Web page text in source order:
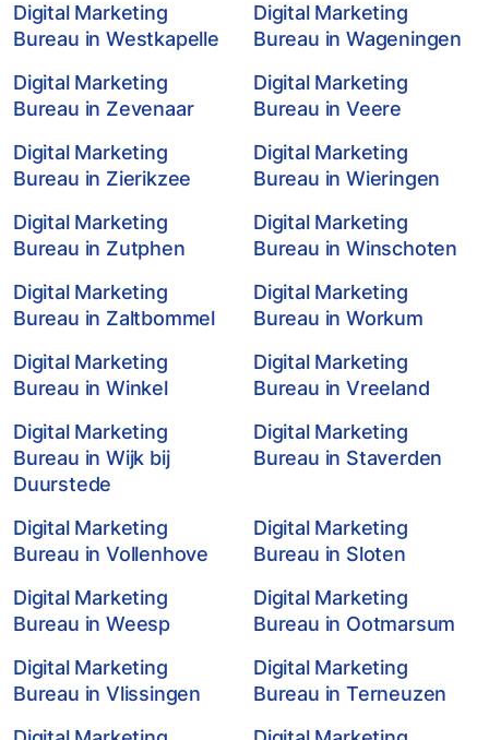
Digital Marketing
Bureau in Westkapelle
Digital Marketing
Bureau in Wageningen
Digital Marketing
Bureau in Zevenaar
Digital Marketing
Bureau in Veere
Digital Marketing
Bureau in Zierikzee
Digital Marketing
Bureau in Wieringen
Digital Marketing
Bureau in Zutphen
Digital Marketing
Bureau in Winschoten
Digital Marketing
Bureau in Zaltbommel
Digital Marketing
Bureau in Workum
Digital Marketing
Bureau in Winkel
Digital Marketing
Bureau in Vreeland
Digital Marketing
Bureau in Wijk bij
Duurstede
Digital Marketing
Bureau in Staverden
Digital Marketing
Bureau in Vollenhove
Digital Marketing
Bureau in Sloten
Digital Marketing
Bureau in Weesp
Digital Marketing
Bureau in Ootmarsum
Digital Marketing
Bureau in Vlissingen
Digital Marketing
Bureau in Terneuzen